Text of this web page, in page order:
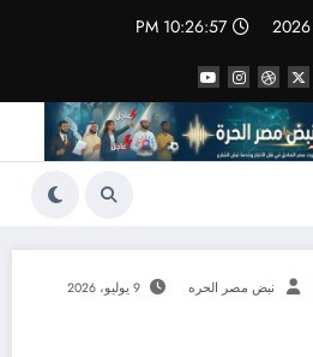
10:26:58 PM
نبض مصر الحره 9 يوليو، 2026